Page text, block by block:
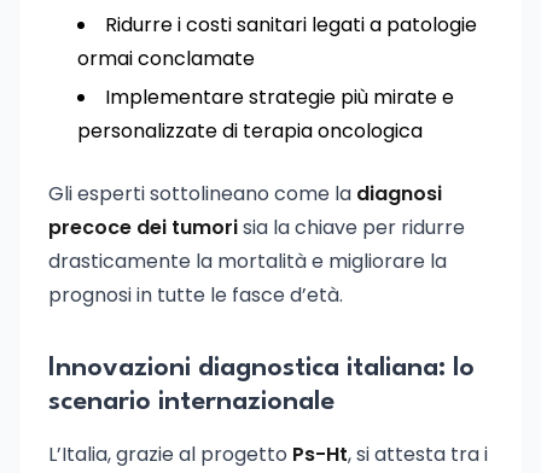
Ridurre i costi sanitari legati a patologie
ormai conclamate
Implementare strategie più mirate e
personalizzate di terapia oncologica
Gli esperti sottolineano come la diagnosi
precoce dei tumorisia la chiave per ridurre
drasticamente la mortalità e migliorare la
prognosi in tutte le fasce d’età.
Innovazioni diagnostica italiana: lo
scenario internazionale
L’Italia, grazie al progetto Ps-Ht, si attesta tra i